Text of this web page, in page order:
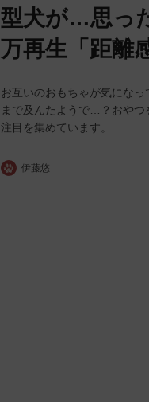
型犬が…思っ
万再生「距離
お互いのおもちゃが気にな
まで及んたようで…？おやつ
注目を集めています。
伊藤悠